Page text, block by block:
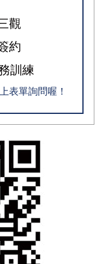
觀
約
訓練
表單詢問喔！